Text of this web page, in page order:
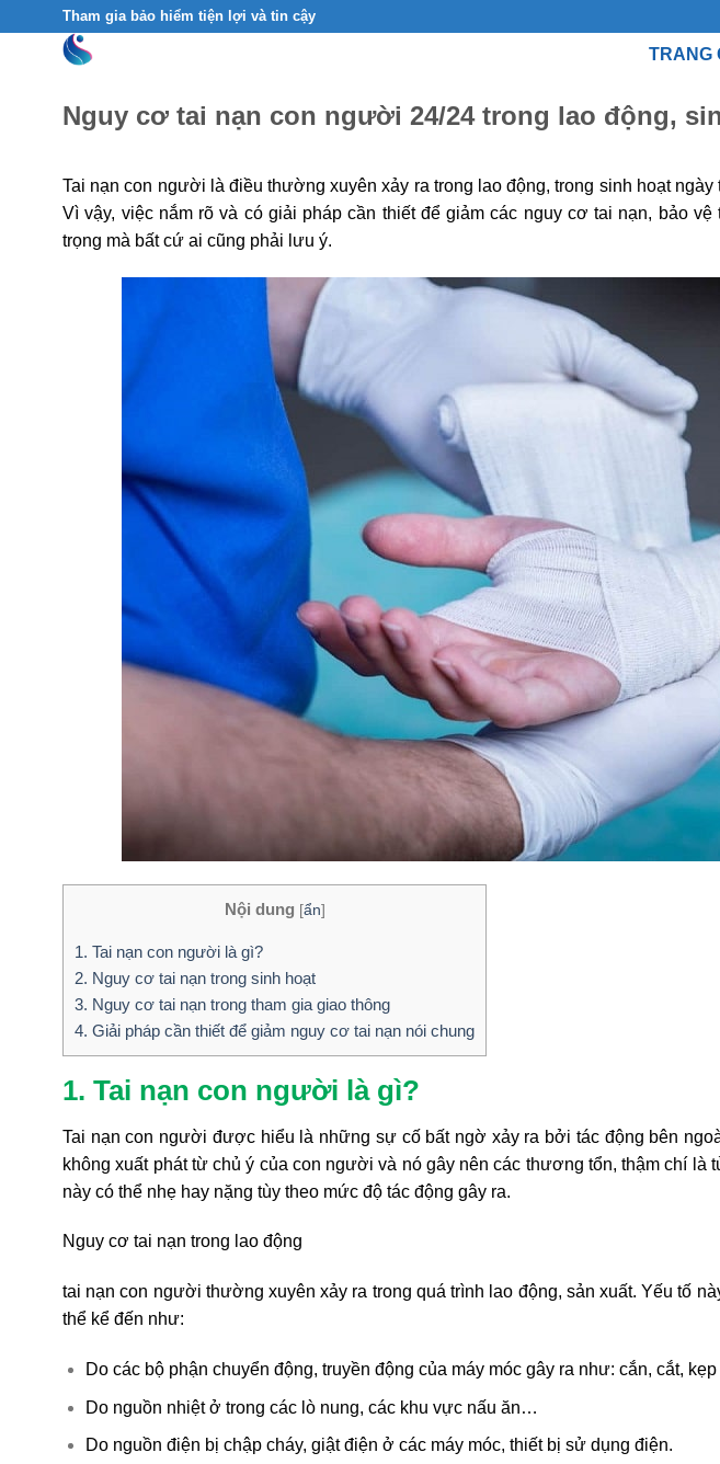
Tham gia bảo hiểm tiện lợi và tin cậy
TRANG
Nguy cơ tai nạn con người 24/24 trong lao động,
Tai nạn con người là điều thường xuyên xảy ra trong lao động, trong sinh hoạt
Vì vậy, việc nắm rõ và có giải pháp cần thiết để giảm các nguy cơ tai nạn, bảo
trọng mà bất cứ ai cũng phải lưu ý.
Nội dung [ẩn]
1. Tai nạn con người là gì?
2. Nguy cơ tai nạn trong sinh hoạt
3. Nguy cơ tai nạn trong tham gia giao thông
4. Giải pháp cần thiết để giảm nguy cơ tai nạn nói chung
1. Tai nạn con người là gì?
Tai nạn con người được hiểu là những sự cố bất ngờ xảy ra bởi tác động bên
không xuất phát từ chủ ý của con người và nó gây nên các thương tổn, thậm chí
này có thể nhẹ hay nặng tùy theo mức độ tác động gây ra.
Nguy cơ tai nạn trong lao động
tai nạn con người thường xuyên xảy ra trong quá trình lao động, sản xuất. Yếu tố
thể kể đến như:
Do các bộ phận chuyển động, truyền động của máy móc gây ra như: cắn, cắt,
Do nguồn nhiệt ở trong các lò nung, các khu vực nấu ăn…
Do nguồn điện bị chập cháy, giật điện ở các máy móc, thiết bị sử dụng điện.